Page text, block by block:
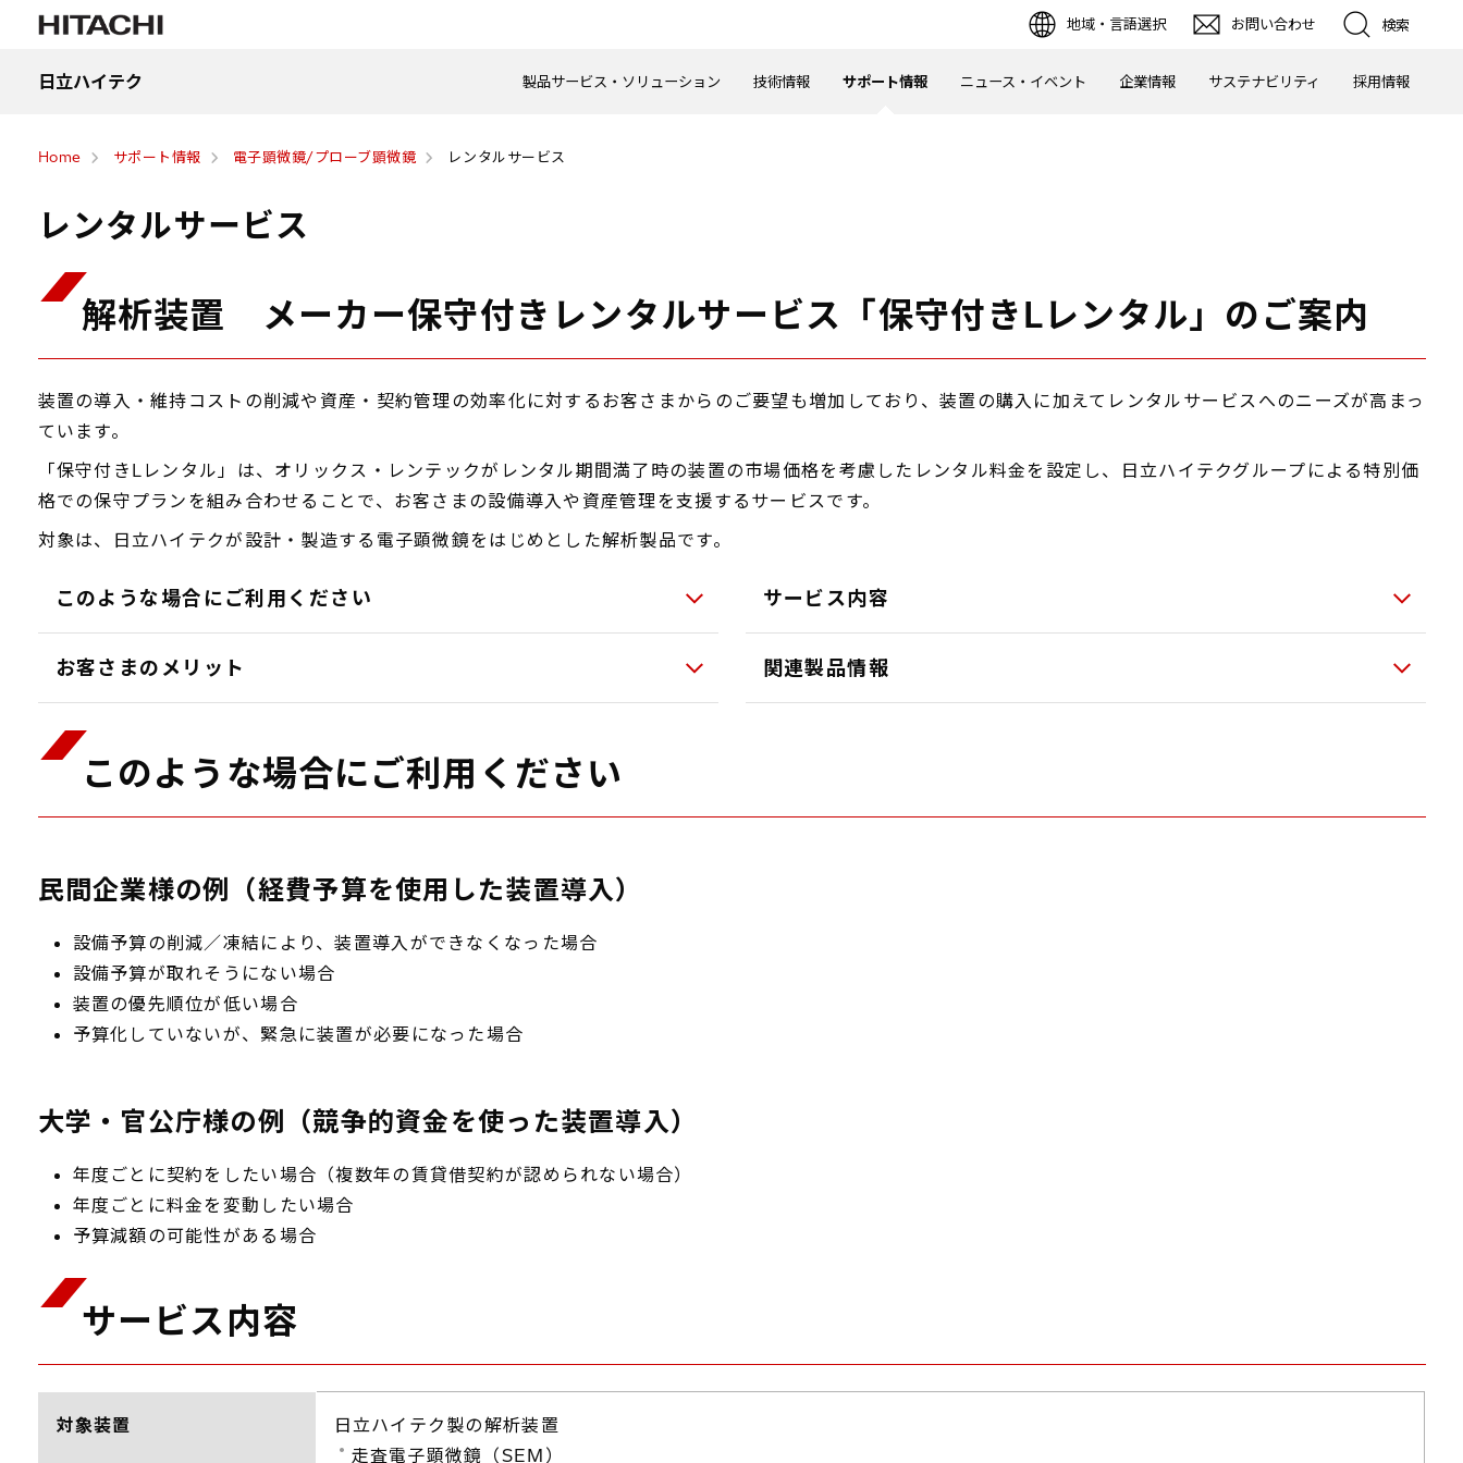
地域・言語選択 お問い合わせ 検索
日立ハイテク 製品サービス・ソリューション 技術情報 サポート情報 ニュース・イベント 企業情報 サステナビリティ 採用情報
Home サポート情報 電子顕微鏡/プローブ顕微鏡 レンタルサービス
レンタルサービス
解析装置 メーカー保守付きレンタルサービス「保守付きLレンタル」のご案内
装置の導入・維持コストの削減や資産・契約管理の効率化に対するお客さまからのご要望も増加しており、装置の購入に加えてレンタルサービスへのニーズが高まっ
ています。
「保守付きLレンタル」は、オリックス・レンテックがレンタル期間満了時の装置の市場価格を考慮したレンタル料金を設定し、日立ハイテクグループによる特別価
格での保守プランを組み合わせることで、お客さまの設備導入や資産管理を支援するサービスです。
対象は、日立ハイテクが設計・製造する電子顕微鏡をはじめとした解析製品です。
このような場合にご利用ください サービス内容
お客さまのメリット 関連製品情報
このような場合にご利用ください
民間企業様の例（経費予算を使用した装置導入）
設備予算の削減／凍結により、装置導入ができなくなった場合
設備予算が取れそうにない場合
装置の優先順位が低い場合
予算化していないが、緊急に装置が必要になった場合
大学・官公庁様の例（競争的資金を使った装置導入）
年度ごとに契約をしたい場合（複数年の賃貸借契約が認められない場合）
年度ごとに料金を変動したい場合
予算減額の可能性がある場合
サービス内容
対象装置
日立ハイテク製の解析装置
走査電子顕微鏡（SEM）